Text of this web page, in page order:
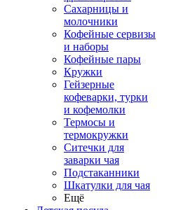
Сахарницы и
молочники
Кофейные сервизы
и наборы
Кофейные пары
Кружки
Гейзерные
кофеварки, турки
и кофемолки
Термосы и
термокружки
Ситечки для
заварки чая
Подстаканники
Шкатулки для чая
Ещё